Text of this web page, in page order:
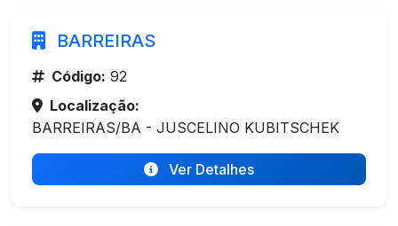
BARREIRAS
Código: 92
Localização:
BARREIRAS/BA - JUSCELINO KUBITSCHEK
Ver Detalhes